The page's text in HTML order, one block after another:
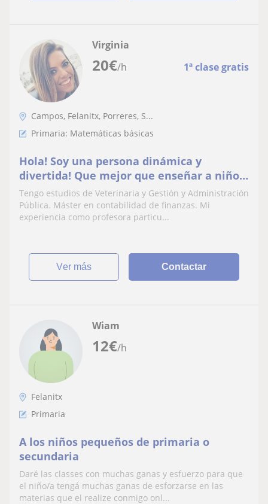
20€/h 1ª clase gratis
Virginia
Campos, Felanitx, Porreres, S...
Primaria: Matemáticas básicas
Hola! Soy una persona dinámica y
divertida! Que mejor que enseñar a niños
materias como matemáticas , física y
química, biología de forma diferente!.
Intento que mis alumnos confíen en mí,
Tengo estudios de Veterinaria y Gestión y Administración
Pública. Máster en contabilidad de finanzas. Mi
experiencia como profesora particu...
ver más Contactar
12€/h
Wiam
Felanitx
Primaria
A los niños pequeños de primaria o
secundaria
Daré las classes con muchas ganas y esfuerzo para que
el niño/a tengá muchas ganas de esforzarse en las
materias que el realize conmigo onl...